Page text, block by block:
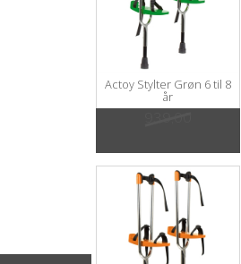
Actoy Stylter Grøn 6 til 8
år